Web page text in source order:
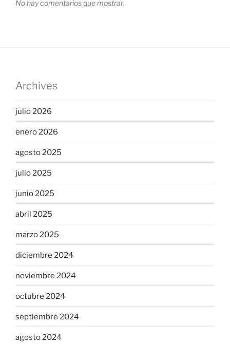
No hay comentarios que mostrar.
Archives
julio 2026
enero 2026
agosto 2025
julio 2025
junio 2025
abril 2025
marzo 2025
diciembre 2024
noviembre 2024
octubre 2024
septiembre 2024
agosto 2024